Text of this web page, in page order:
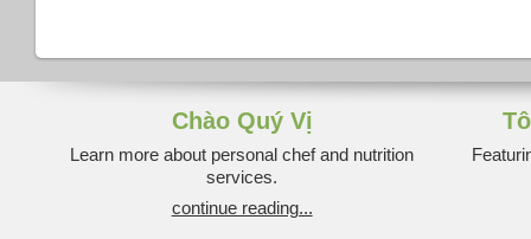
Chào Quý Vị
Learn more about personal chef and nutrition
services.
continue reading...